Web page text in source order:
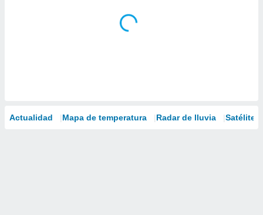
Actualidad Mapa de temperatura Radar de lluvia Satélites